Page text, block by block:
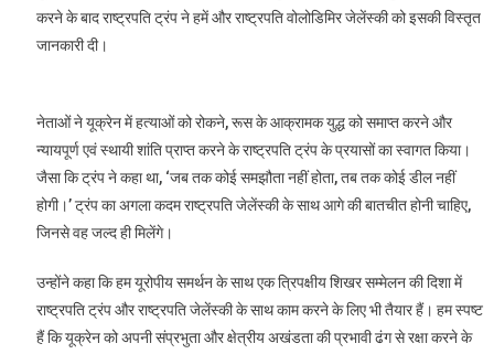
करने के बाद राष्ट्रपति ट्रंप ने हमें और राष्ट्रपति वोलोडिमिर जेलेंस्की को इसकी विस्तृत
जानकारी दी।
नेताओं ने यूक्रेन में हत्याओं को रोकने, रूस के आक्रामक युद्ध को समाप्त करने और
न्यायपूर्ण एवं स्थायी शांति प्राप्त करने के राष्ट्रपति ट्रंप के प्रयासों का स्वागत किया।
जैसा कि ट्रंप ने कहा था, ‘जब तक कोई समझौता नहीं होता, तब तक कोई डील नहीं
होगी।’ ट्रंप का अगला कदम राष्ट्रपति जेलेंस्की के साथ आगे की बातचीत होनी चाहिए,
जिनसे वह जल्द ही मिलेंगे।
उन्होंने कहा कि हम यूरोपीय समर्थन के साथ एक त्रिपक्षीय शिखर सम्मेलन की दिशा में
राष्ट्रपति ट्रंप और राष्ट्रपति जेलेंस्की के साथ काम करने के लिए भी तैयार हैं। हम स्पष्ट
हैं कि यूक्रेन को अपनी संप्रभुता और क्षेत्रीय अखंडता की प्रभावी ढंग से रक्षा करने के